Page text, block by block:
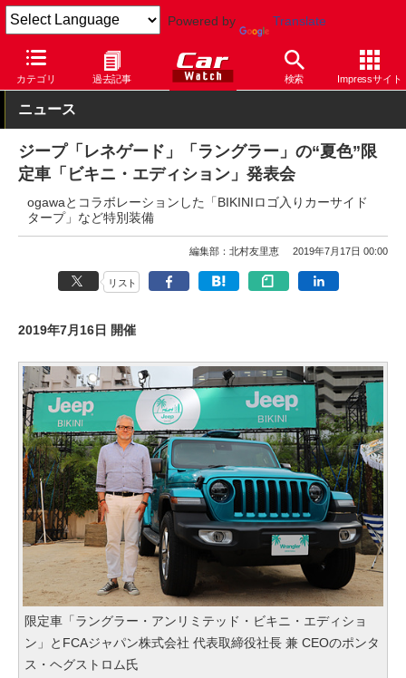
Powered by Translate
カテゴリ 過去記事 検索 Impressサイト
Car Watch 自動車 ジープ ラングラー
ニュース
ジープ「レネゲード」「ラングラー」の“夏色”限
定車「ビキニ・エディション」発表会
ogawaとコラボレーションした「BIKINIロゴ入りカーサイド
タープ」など特別装備
編集部：北村友里恵 2019年7月17日 00:00
リスト
2019年7月16日 開催
限定車「ラングラー・アンリミテッド・ビキニ・エディショ
ン」とFCAジャパン株式会社 代表取締役社長 兼 CEOのポンタ
ス・ヘグストロム氏